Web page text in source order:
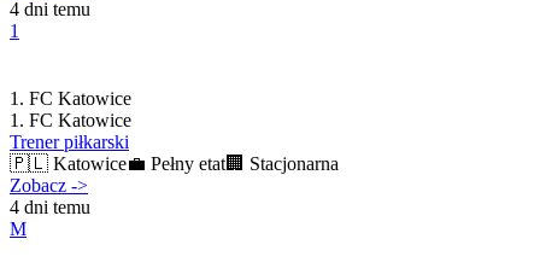
4 dni temu
1
1. FC Katowice
1. FC Katowice
Trener piłkarski
🇵🇱 Katowice💼 Pełny etat🏢 Stacjonarna
Zobacz ->
4 dni temu
M